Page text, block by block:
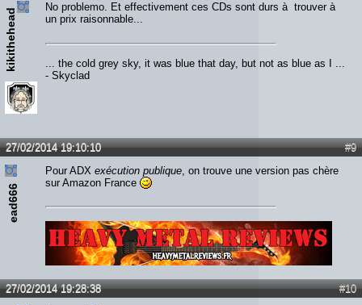
kikithehead
No problemo. Et effectivement ces CDs sont durs à trouver à
un prix raisonnable...
... the cold grey sky, it was blue that day, but not as blue as I ...
- Skyclad
#9
27/02/2014 19:10:10
ead666
Pour ADX exécution publique, on trouve une version pas chère
sur Amazon France
#10
27/02/2014 19:28:38